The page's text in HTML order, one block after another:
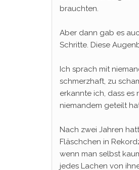
brauchten.
Aber dann gab es
Schritte. Diese
Ich sprach mit
schmerzhaft, zu
erkannte ich, dass es
niemandem geteilt
Nach zwei Jahren
Fläschchen in
wenn man selbst
jedes Lachen von